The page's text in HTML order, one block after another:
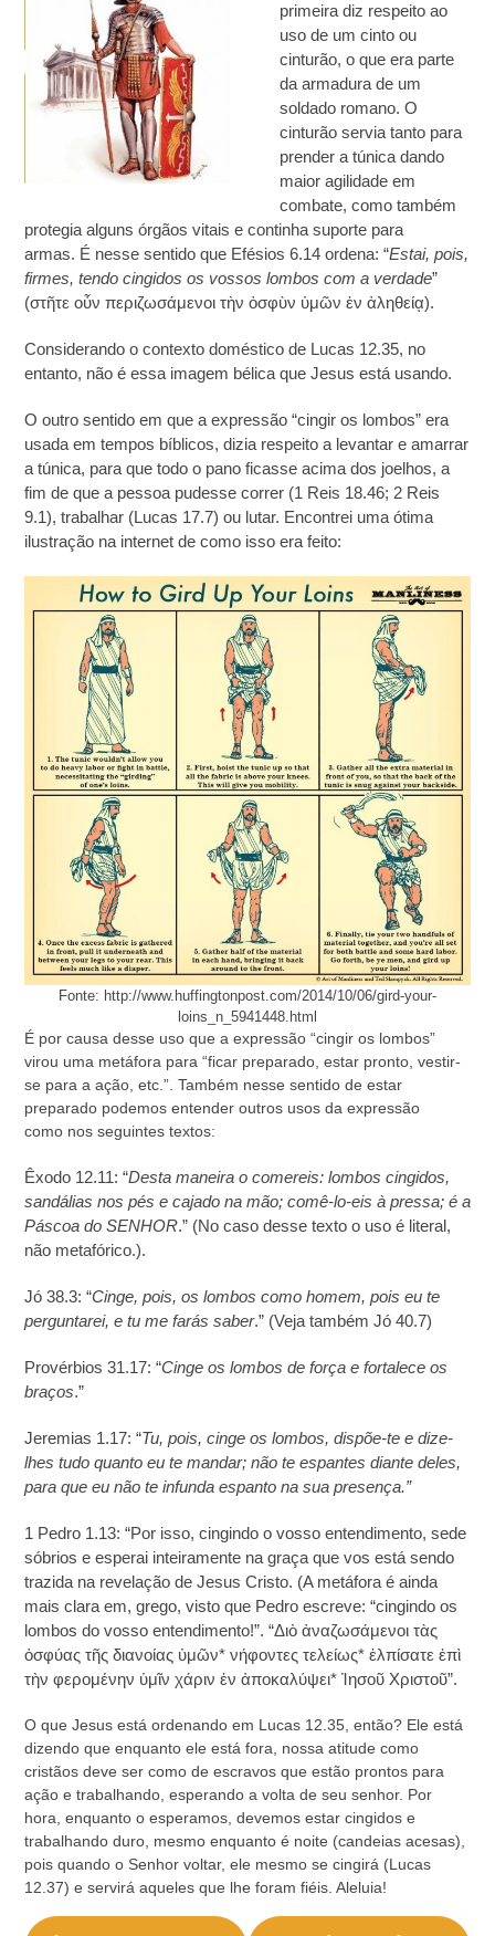
primeira diz respeito ao
uso de um cinto ou
cinturão, o que era parte
da armadura de um
soldado romano. O
cinturão servia tanto para
prender a túnica dando
maior agilidade em
combate, como também
protegia alguns órgãos vitais e continha suporte para
armas. É nesse sentido que Efésios 6.14 ordena: “Estai, pois,
firmes, tendo cingidos os vossos lombos com a verdade”
(στῆτε οὖν περιζωσάμενοι τὴν ὀσφὺν ὑμῶν ἐν ἀληθείᾳ).
Considerando o contexto doméstico de Lucas 12.35, no
entanto, não é essa imagem bélica que Jesus está usando.
O outro sentido em que a expressão “cingir os lombos” era
usada em tempos bíblicos, dizia respeito a levantar e amarrar
a túnica, para que todo o pano ficasse acima dos joelhos, a
fim de que a pessoa pudesse correr (1 Reis 18.46; 2 Reis
9.1), trabalhar (Lucas 17.7) ou lutar. Encontrei uma ótima
ilustração na internet de como isso era feito:
Fonte: http://www.huffingtonpost.com/2014/10/06/gird-your-
loins_n_5941448.html
É por causa desse uso que a expressão “cingir os lombos”
virou uma metáfora para “ficar preparado, estar pronto, vestir-
se para a ação, etc.”. Também nesse sentido de estar
preparado podemos entender outros usos da expressão
como nos seguintes textos:
Êxodo 12.11: “Desta maneira o comereis: lombos cingidos,
sandálias nos pés e cajado na mão; comê-lo-eis à pressa; é a
Páscoa do SENHOR.” (No caso desse texto o uso é literal,
não metafórico.).
Jó 38.3: “Cinge, pois, os lombos como homem, pois eu te
perguntarei, e tu me farás saber.” (Veja também Jó 40.7)
Provérbios 31.17: “Cinge os lombos de força e fortalece os
braços.”
Jeremias 1.17: “Tu, pois, cinge os lombos, dispõe-te e dize-
lhes tudo quanto eu te mandar; não te espantes diante deles,
para que eu não te infunda espanto na sua presença.”
1 Pedro 1.13: “Por isso, cingindo o vosso entendimento, sede
sóbrios e esperai inteiramente na graça que vos está sendo
trazida na revelação de Jesus Cristo. (A metáfora é ainda
mais clara em, grego, visto que Pedro escreve: “cingindo os
lombos do vosso entendimento!”. “Διὸ ἀναζωσάμενοι τὰς
ὀσφύας τῆς διανοίας ὑμῶν* νήφοντες τελείως* ἐλπίσατε ἐπὶ
τὴν φερομένην ὑμῖν χάριν ἐν ἀποκαλύψει* Ἰησοῦ Χριστοῦ”.
O que Jesus está ordenando em Lucas 12.35, então? Ele está
dizendo que enquanto ele está fora, nossa atitude como
cristãos deve ser como de escravos que estão prontos para
ação e trabalhando, esperando a volta de seu senhor. Por
hora, enquanto o esperamos, devemos estar cingidos e
trabalhando duro, mesmo enquanto é noite (candeias acesas),
pois quando o Senhor voltar, ele mesmo se cingirá (Lucas
12.37) e servirá aqueles que lhe foram fiéis. Aleluia!